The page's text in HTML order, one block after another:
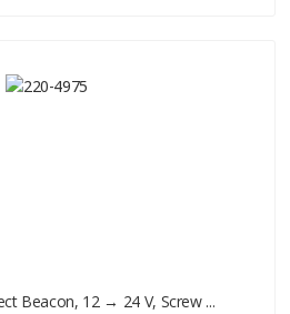
Beacon, 12 → 24 V, Screw ...